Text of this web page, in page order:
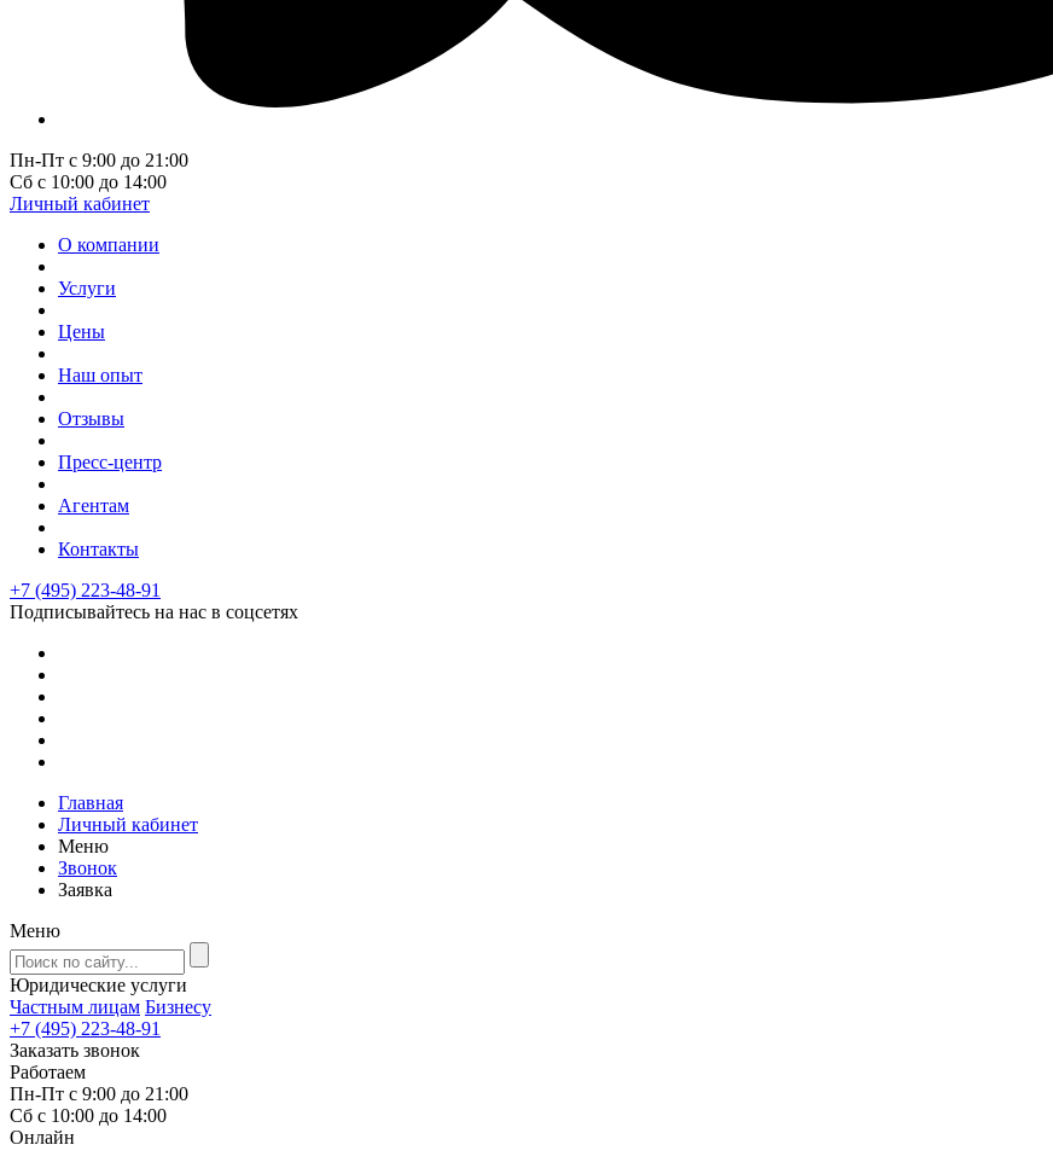
Пн-Пт с 9:00 до 21:00
Сб с 10:00 до 14:00
Личный кабинет
О компании
Услуги
Цены
Наш опыт
Отзывы
Пресс-центр
Агентам
Контакты
+7 (495) 223-48-91
Подписывайтесь на нас в соцсетях
Главная
Личный кабинет
Меню
Звонок
Заявка
Меню
Юридические услуги
Частным лицам Бизнесу
+7 (495) 223-48-91
Заказать звонок
Работаем
Пн-Пт с 9:00 до 21:00
Сб с 10:00 до 14:00
Онлайн